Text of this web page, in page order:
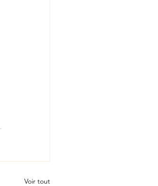
Voir tout